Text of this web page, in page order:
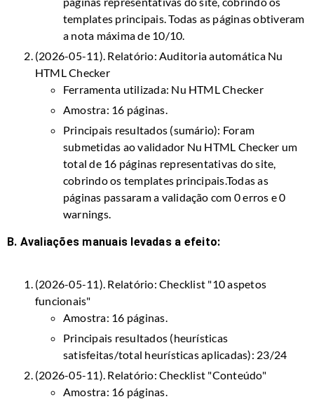
templates principais. Todas as páginas obtiveram
a nota máxima de 10/10.
(2026-05-11). Relatório: Auditoria automática Nu
HTML Checker
Ferramenta utilizada: Nu HTML Checker
Amostra: 16 páginas.
Principais resultados (sumário): Foram
submetidas ao validador Nu HTML Checker um
total de 16 páginas representativas do site,
cobrindo os templates principais.Todas as
páginas passaram a validação com 0 erros e 0
warnings.
B. Avaliações manuais levadas a efeito:
(2026-05-11). Relatório:Checklist "10 aspetos
funcionais"
Amostra: 16 páginas.
Principais resultados (heurísticas
satisfeitas/total heurísticas aplicadas): 23/24
(2026-05-11). Relatório:Checklist "Conteúdo"
Amostra: 16 páginas.